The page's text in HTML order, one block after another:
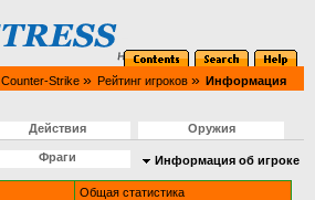
Counter-Strike » Рейтинг игроков » Информация
Действия Оружия
Фраги Информация об игроке
Общая статистика